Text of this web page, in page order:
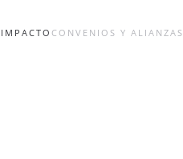
IMPACTO CONVENIOS Y ALIANZAS